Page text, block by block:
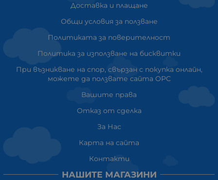
Доставка и плащане
Общи условия за ползване
Политиката за поверителност
Политика за използване на бисквитки
При възникване на спор, свързан с покупка онлайн,
можете да ползвате сайта ОРС
Вашите права
Отказ от сделка
За Нас
Карта на сайта
Контакти
НАШИТЕ МАГАЗИНИ